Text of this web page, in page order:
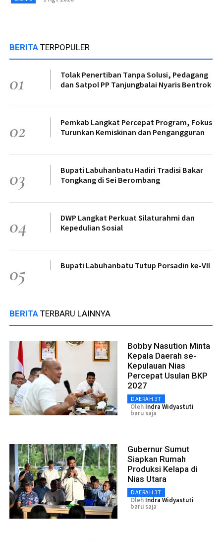
BERITA TERPOPULER
01
Tolak Penertiban Tanpa Solusi, Pedagang
dan Satpol PP Tanjungbalai Nyaris Bentrok
02
Pemkab Langkat Percepat Program, Fokus
Turunkan Kemiskinan dan Pengangguran
03
Bupati Labuhanbatu Hadiri Tradisi Bakar
Tongkang di Sei Berombang
04
DWP Langkat Perkuat Silaturahmi dan
Kepedulian Sosial
05 Bupati Labuhanbatu Tutup Porsadin ke-VII
BERITA TERBARU LAINNYA
Bobby Nasution Minta
Kepala Daerah se-
Kepulauan Nias
Percepat Usulan BKP
2027
DAERAH 3T
Oleh Indra Widyastuti
baru saja
Gubernur Sumut
Siapkan Rumah
Produksi Kelapa di
Nias Utara
DAERAH 3T
Oleh Indra Widyastuti
baru saja